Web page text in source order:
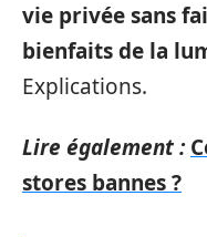
vie privée sans
bienfaits de la
Explications.
Lire également :
stores bannes ?